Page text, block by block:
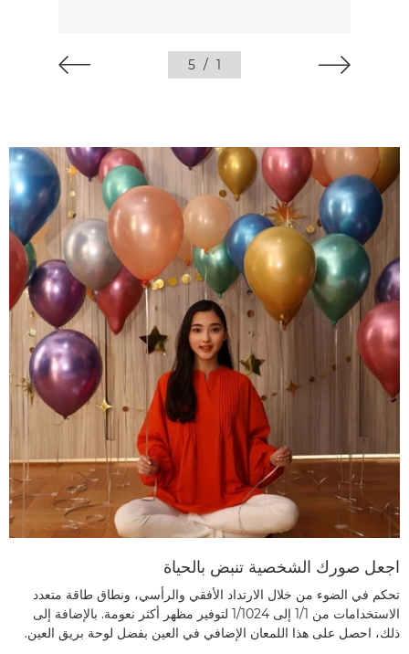
1
/
5
اجعل صورك الشخصية تنبض بالحياة
تحكم في الضوء من خلال الارتداد الأفقي والرأسي، ونطاق طاقة متعدد
الاستخدامات من 1/1 إلى 1/1024 لتوفير مظهر أكثر نعومة. بالإضافة إلى
ذلك، احصل على هذا اللمعان الإضافي في العين بفضل لوحة بريق العين.